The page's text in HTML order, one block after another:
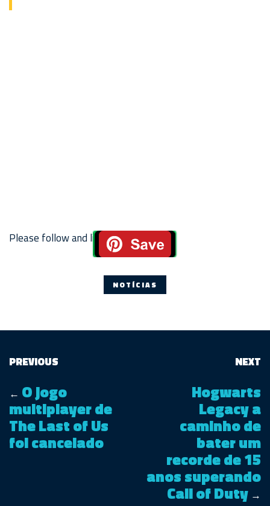
Please follow and like us:
NOTÍCIAS
PREVIOUS
← O jogo
multiplayer de
The Last of Us
foi cancelado
NEXT
Hogwarts
Legacy a
caminho de
bater um
recorde de 15
anos superando
Call of Duty →